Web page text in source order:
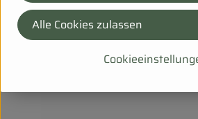
Alle Cookies zulassen